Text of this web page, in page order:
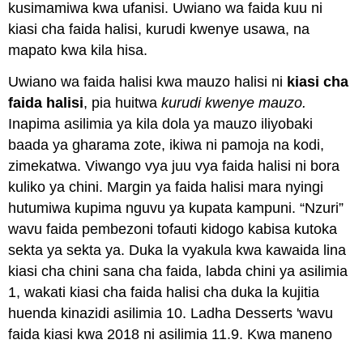
kusimamiwa kwa ufanisi. Uwiano wa faida kuu ni
kiasi cha faida halisi, kurudi kwenye usawa, na
mapato kwa kila hisa.
Uwiano wa faida halisi kwa mauzo halisi ni kiasi cha
faida halisi, pia huitwakurudi kwenye mauzo.
Inapima asilimia ya kila dola ya mauzo iliyobaki
baada ya gharama zote, ikiwa ni pamoja na kodi,
zimekatwa. Viwango vya juu vya faida halisi ni bora
kuliko ya chini. Margin ya faida halisi mara nyingi
hutumiwa kupima nguvu ya kupata kampuni. “Nzuri”
wavu faida pembezoni tofauti kidogo kabisa kutoka
sekta ya sekta ya. Duka la vyakula kwa kawaida lina
kiasi cha chini sana cha faida, labda chini ya asilimia
1, wakati kiasi cha faida halisi cha duka la kujitia
huenda kinazidi asilimia 10. Ladha Desserts 'wavu
faida kiasi kwa 2018 ni asilimia 11.9. Kwa maneno